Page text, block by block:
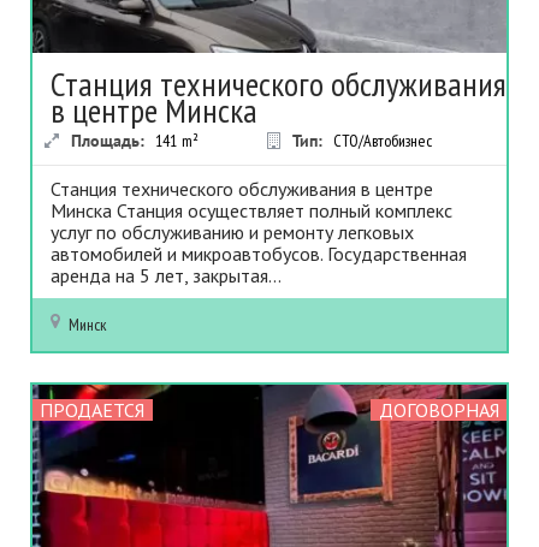
Станция технического обслуживания
в центре Минска
Площадь: 141 m² Тип: СТО/Автобизнес
Станция технического обслуживания в центре
Минска Станция осуществляет полный комплекс
услуг по обслуживанию и ремонту легковых
автомобилей и микроавтобусов. Государственная
аренда на 5 лет, закрытая...
Минск
ПРОДАЕТСЯ ДОГОВОРНАЯ